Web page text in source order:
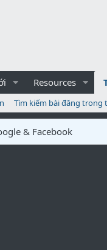
Resources
Tìm kiếm bài đăng trong
& Facebook